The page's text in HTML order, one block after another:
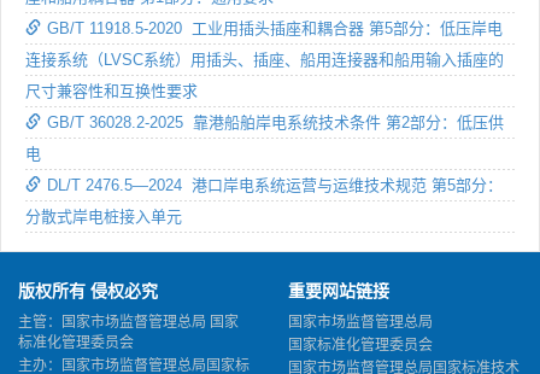
GB/T 11918.5-2020 工业用插头插座和耦合器 第5部分：低压岸电
连接系统（LVSC系统）用插头、插座、船用连接器和船用输入插座的
尺寸兼容性和互换性要求
GB/T 36028.2-2025 靠港船舶岸电系统技术条件 第2部分：低压供
电
DL/T 2476.5—2024 港口岸电系统运营与运维技术规范 第5部分：
分散式岸电桩接入单元
版权所有 侵权必究
主管：国家市场监督管理总局 国家
标准化管理委员会
主办：国家市场监督管理总局国家标
重要网站链接
国家市场监督管理总局
国家标准化管理委员会
国家市场监督管理总局国家标准技术